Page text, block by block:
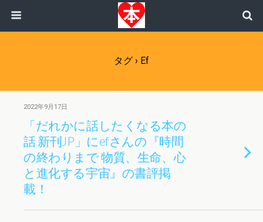
タグ › Ef
2022年9月17日
「だれかに話したくなる本の
話 新刊JP」にefさんの『時間
の終わりまで 物質、生命、心
と進化する宇宙』の書評掲
載！